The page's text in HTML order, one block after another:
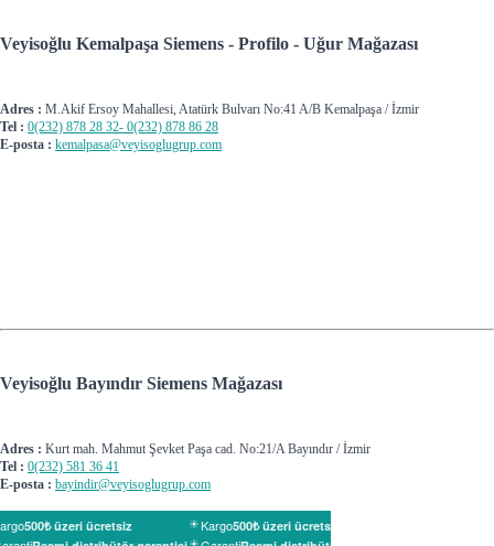
Veyisoğlu Kemalpaşa Siemens - Profilo - Uğur Mağazası
Adres : M.Akif Ersoy Mahallesi, Atatürk Bulvarı No:41 A/B Kemalpaşa / İzmir
Tel : 0(232) 878 28 32- 0(232) 878 86 28
E-posta : kemalpasa@veyisoglugrup.com
Veyisoğlu Bayındır Siemens Mağazası
Adres : Kurt mah. Mahmut Şevket Paşa cad. No:21/A Bayındır / İzmir
Tel : 0(232) 581 36 41
E-posta : bayindir@veyisoglugrup.com